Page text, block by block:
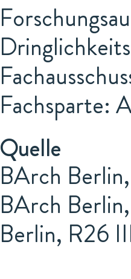
Fachsparte:
Quelle
BArch
BArch
Berlin, R26